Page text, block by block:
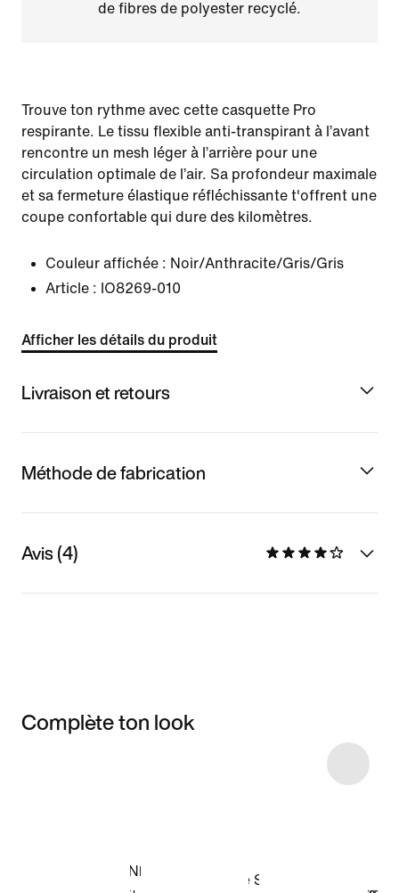
de fibres de polyester recyclé.
Trouve ton rythme avec cette casquette Pro
respirante. Le tissu flexible anti-transpirant à l’avant
rencontre un mesh léger à l’arrière pour une
circulation optimale de l’air. Sa profondeur maximale
et sa fermeture élastique réfléchissante t'offrent une
coupe confortable qui dure des kilomètres.
Couleur affichée : Noir/Anthracite/Gris/Gris
Article : IO8269-010
Afficher les détails du produit
Livraison et retours
Méthode de fabrication
Avis (4)
Complète ton look